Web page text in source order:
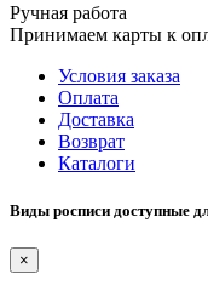
Ручная работа
Принимаем карты к
Условия заказа
Оплата
Доставка
Возврат
Каталоги
Виды росписи доступные
×